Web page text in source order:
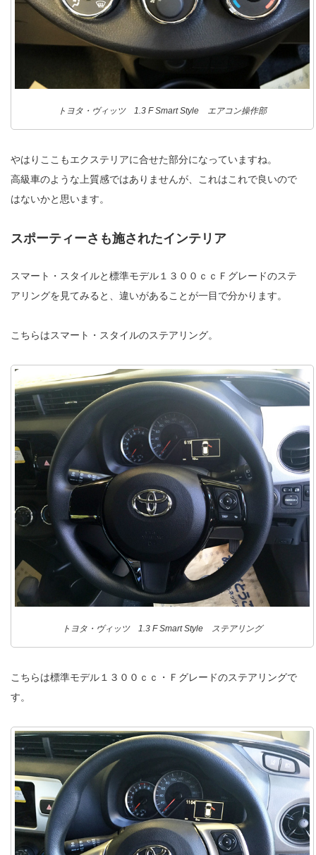
トヨタ・ヴィッツ 1.3 F Smart Style エアコン操作部
やはりここもエクステリアに合せた部分になっていますね。
高級車のような上質感ではありませんが、これはこれで良いので
はないかと思います。
スポーティーさも施されたインテリア
スマート・スタイルと標準モデル１３００ｃｃＦグレードのステ
アリングを見てみると、違いがあることが一目で分かります。
こちらはスマート・スタイルのステアリング。
トヨタ・ヴィッツ 1.3 F Smart Style ステアリング
こちらは標準モデル１３００ｃｃ・Ｆグレードのステアリングで
す。